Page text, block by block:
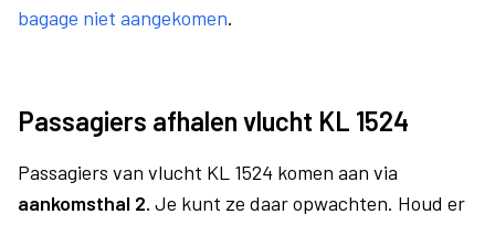
bagage niet aangekomen.
Passagiers afhalen vlucht KL 1524
Passagiers van vlucht KL 1524 komen aan via
aankomsthal 2. Je kunt ze daar opwachten. Houd er